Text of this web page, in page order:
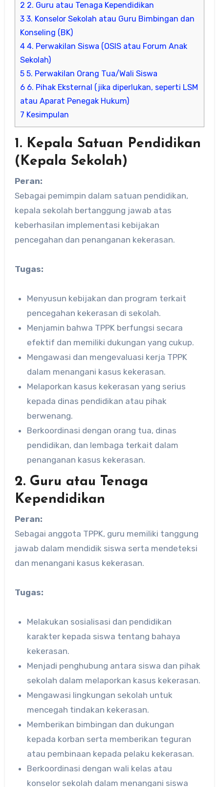
2 2. Guru atau Tenaga Kependidikan
33. Konselor Sekolah atau Guru Bimbingan dan
Konseling (BK)
44. Perwakilan Siswa (OSIS atau Forum Anak
Sekolah)
55. Perwakilan Orang Tua/Wali Siswa
66. Pihak Eksternal (jika diperlukan, seperti LSM
atau Aparat Penegak Hukum)
7 Kesimpulan
1. Kepala Satuan Pendidikan
(Kepala Sekolah)
Peran:
Sebagai pemimpin dalam satuan pendidikan,
kepala sekolah bertanggung jawab atas
keberhasilan implementasi kebijakan
pencegahan dan penanganan kekerasan.
Tugas:
Menyusun kebijakan dan program terkait
pencegahan kekerasan di sekolah.
Menjamin bahwa TPPK berfungsi secara
efektif dan memiliki dukungan yang cukup.
Mengawasi dan mengevaluasi kerja TPPK
dalam menangani kasus kekerasan.
Melaporkan kasus kekerasan yang serius
kepada dinas pendidikan atau pihak
berwenang.
Berkoordinasi dengan orang tua, dinas
pendidikan, dan lembaga terkait dalam
penanganan kasus kekerasan.
2. Guru atau Tenaga
Kependidikan
Peran:
Sebagai anggota TPPK, guru memiliki tanggung
jawab dalam mendidik siswa serta mendeteksi
dan menangani kasus kekerasan.
Tugas:
Melakukan sosialisasi dan pendidikan
karakter kepada siswa tentang bahaya
kekerasan.
Menjadi penghubung antara siswa dan pihak
sekolah dalam melaporkan kasus kekerasan.
Mengawasi lingkungan sekolah untuk
mencegah tindakan kekerasan.
Memberikan bimbingan dan dukungan
kepada korban serta memberikan teguran
atau pembinaan kepada pelaku kekerasan.
Berkoordinasi dengan wali kelas atau
konselor sekolah dalam menangani siswa